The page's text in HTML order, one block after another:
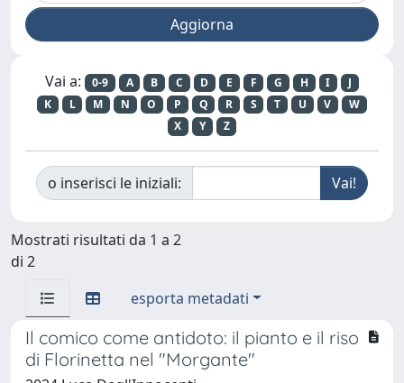
Vai a: 0-9 A B C D E F G H I
J
K
L M N O P Q R S T U V
W
X
Y Z
o inserisci le iniziali:
Mostrati risultati da 1 a 2
di 2
esporta metadati
Il comico come antidoto: il pianto e il riso
di Florinetta nel "Morgante"